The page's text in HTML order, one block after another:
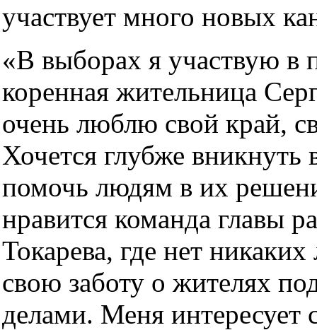
участвует много новых
«В выборах я участвую в
коренная жительница
очень люблю свой край,
Хочется глубже
помочь людям в их
нравится команда главы
Токарева, где нет
свою заботу о жителях
делами. Меня интересует